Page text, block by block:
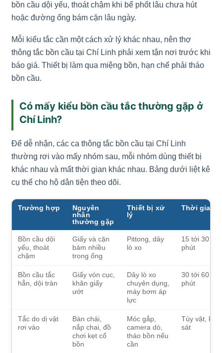
bồn cầu dội yếu, thoát chậm khi bể phốt lâu chưa hút
hoặc đường ống bám cặn lâu ngày.
Mỗi kiểu tắc cần một cách xử lý khác nhau, nên thợ
thông tắc bồn cầu tại Chí Linh phải xem tận nơi trước khi
báo giá. Thiết bị làm qua miệng bồn, hạn chế phải tháo
bồn cầu.
Có mấy kiểu bồn cầu tắc thường gặp ở
Chí Linh?
Để dễ nhận, các ca thông tắc bồn cầu tại Chí Linh
thường rơi vào mấy nhóm sau, mỗi nhóm dùng thiết bị
khác nhau và mất thời gian khác nhau. Bảng dưới liệt kê
cụ thể cho hộ dân tiện theo dõi.
Trường hợp
Nguyên
nhân
thường gặp
Thiết bị xử
lý
Thời gian
Bồn cầu dội
yếu, thoát
chậm
Giấy và cặn
bám nhiều
trong ống
Pittong, dây
lò xo
15 tới 30
phút
Bồn cầu tắc
hẳn, dội tràn
Giấy vón cục,
khăn giấy
ướt
Dây lò xo
chuyên dụng,
máy bơm áp
lực
30 tới 60
phút
Tắc do dị vật
rơi vào
Bàn chải,
nắp chai, đồ
chơi kẹt cổ
bồn
Móc gắp,
camera dò,
tháo bồn nếu
cần
Tùy vật,
sát